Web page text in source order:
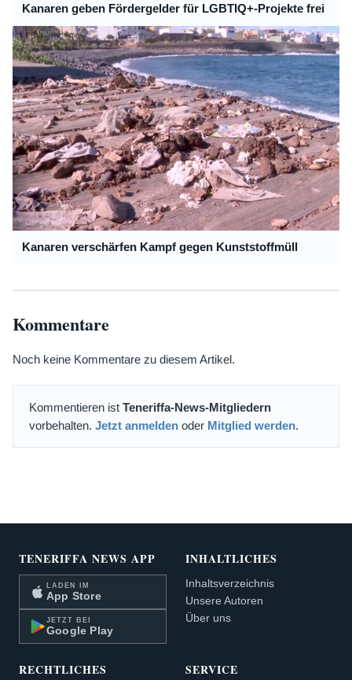
Kanaren geben Fördergelder für LGBTIQ+-Projekte frei
Kanaren verschärfen Kampf gegen Kunststoffmüll
Kommentare
Noch keine Kommentare zu diesem Artikel.
Kommentieren ist Teneriffa-News-Mitgliedern
vorbehalten. Jetzt anmelden oder Mitglied werden.
TENERIFFA NEWS APP
LADEN IM
App Store
JETZT BEI
Google Play
INHALTLICHES
Inhaltsverzeichnis
Unsere Autoren
Über uns
RECHTLICHES SERVICE